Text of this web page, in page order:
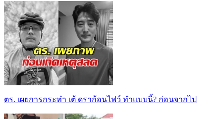
ตร. เผยการกระทำ เต้ ดราก้อนไฟว์ ทำแบบนี้? ก่อนจากไป